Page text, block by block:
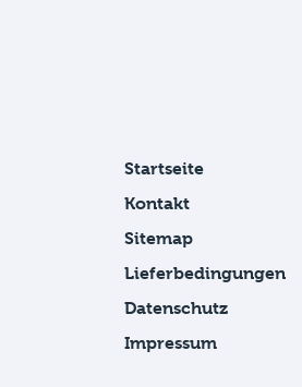
Startseite
Kontakt
Sitemap
Lieferbedingungen
Datenschutz
Impressum